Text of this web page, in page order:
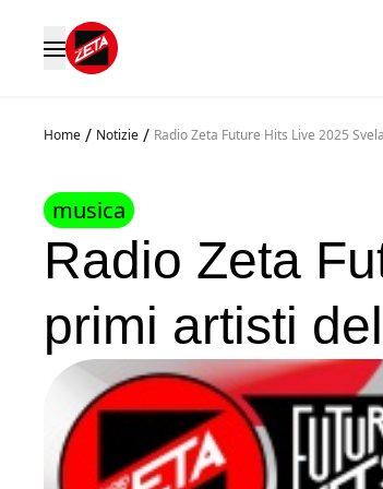
Home / Notizie / Radio Zeta Future Hits Live 2025
musica
Radio Zeta
primi artisti